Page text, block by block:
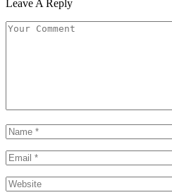
Leave A Reply